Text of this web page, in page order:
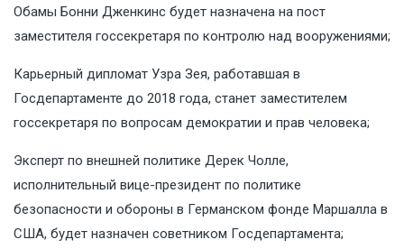
Обамы Бонни Дженкинс будет назначена на пост
заместителя госсекретаря по контролю над вооружениями;
Карьерный дипломат Узра Зея, работавшая в
Госдепартаменте до 2018 года, станет заместителем
госсекретаря по вопросам демократии и прав человека;
Эксперт по внешней политике Дерек Чолле,
исполнительный вице-президент по политике
безопасности и обороны в Германском фонде Маршалла в
США, будет назначен советником Госдепартамента;